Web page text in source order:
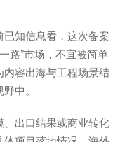
知信息看，这次备案
路”市场，不宜被简单
容出海与工程场景结
中。
出口结果或商业转化